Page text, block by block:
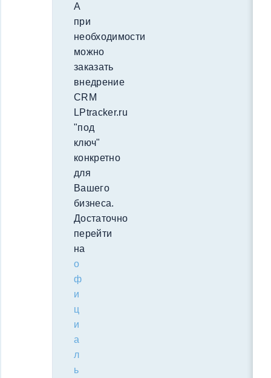
А
при
необходимости
можно
заказать
внедрение
CRM
LPtracker.ru
"под
ключ"
конкретно
для
Вашего
бизнеса.
Достаточно
перейти
на
о
ф
и
ц
и
а
л
ь